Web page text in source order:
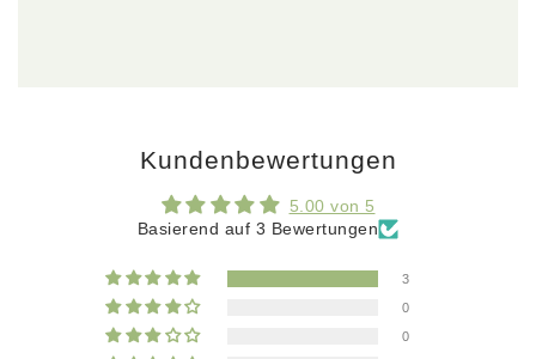
Kundenbewertungen
5.00 von 5
Basierend auf 3 Bewertungen
3
0
0